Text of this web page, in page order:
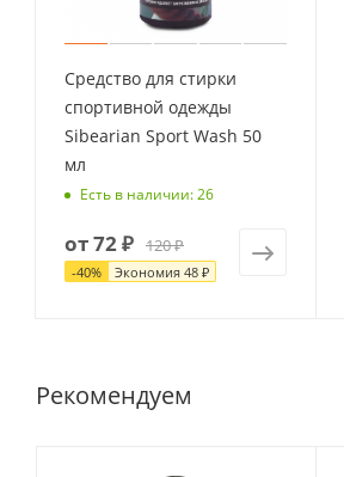
Средство для стирки
спортивной одежды
Sibearian Sport Wash 50
мл
Есть в наличии: 26
от72 ₽ 120 ₽
-40% Экономия 48 ₽
Рекомендуем